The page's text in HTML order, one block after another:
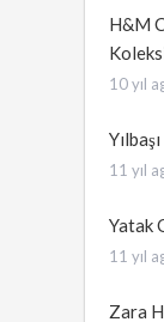
H&M
10 yıl
11 yıl
Yatak
11 yıl
Zara